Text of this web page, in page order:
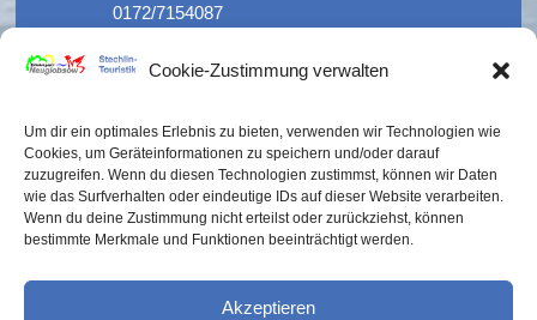
Cookie-Zustimmung verwalten
Um dir ein optimales Erlebnis zu bieten, verwenden wir Technologien wie
Cookies, um Geräteinformationen zu speichern und/oder darauf
zuzugreifen. Wenn du diesen Technologien zustimmst, können wir Daten
wie das Surfverhalten oder eindeutige IDs auf dieser Website verarbeiten.
Wenn du deine Zustimmung nicht erteilst oder zurückziehst, können
bestimmte Merkmale und Funktionen beeinträchtigt werden.
Akzeptieren
0172/7154087
post@stechlin-touristik.de
Impressum |Datenschutz
Fontanestraße 11, 16775 Stechlin/ OT